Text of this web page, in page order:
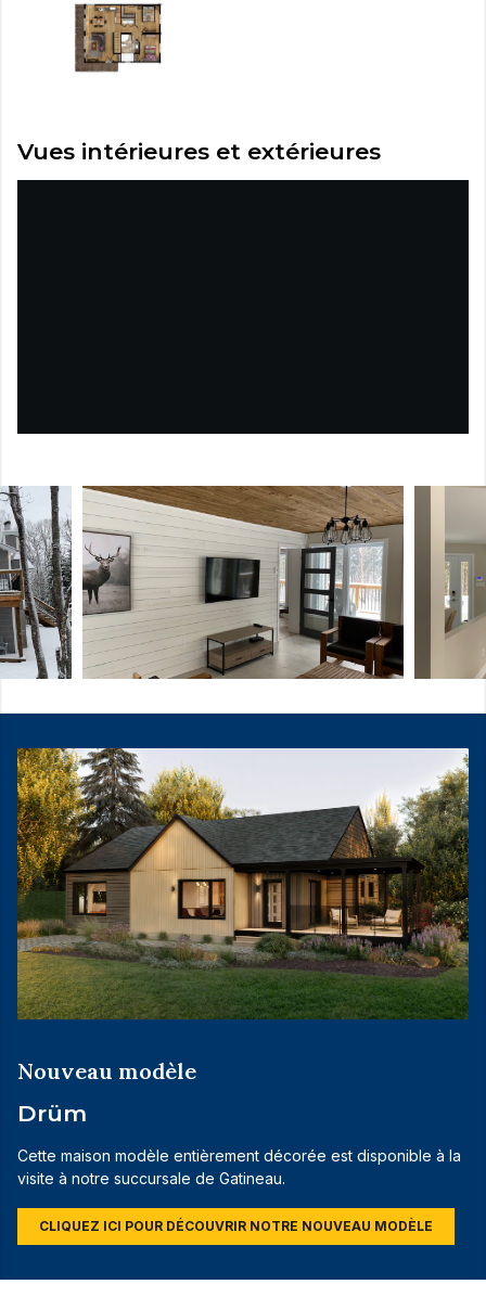
Vues intérieures et extérieures
Nouveau modèle
Drüm
Cette maison modèle entièrement décorée est disponible à la
visite à notre succursale de Gatineau.
CLIQUEZ ICI POUR DÉCOUVRIR NOTRE NOUVEAU MODÈLE